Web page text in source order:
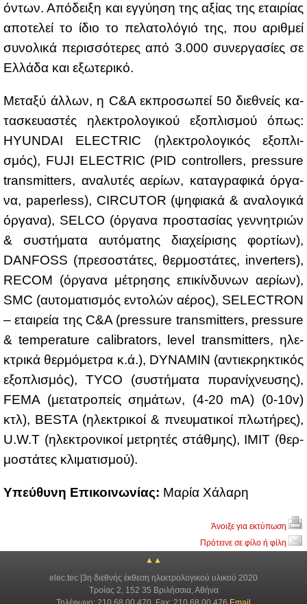
ό­ντων. Από­δει­ξη και εγ­γύ­η­ση της αξί­ας της εται­ρί­ας
απο­τε­λεί το ίδιο το πε­λα­το­λό­γιό της, που αριθ­μεί
συ­νο­λι­κά πε­ρισ­σό­τε­ρες από 3.000 συ­νερ­γα­σί­ες σε
Ελ­λά­δα και εξω­τε­ρι­κό.
Με­τα­ξύ άλ­λων, η C&A εκ­προ­σω­πεί 50 διε­θνείς κα­
τα­σκευα­στές ηλε­κτρο­λο­γι­κού εξο­πλι­σμού όπως:
HYUNDAI ELECTRIC (ηλε­κτρο­λο­γι­κός εξο­πλι­
σμός), FUJI ELECTRIC (PID controllers, pressure
transmitters, ανα­λυ­τές αε­ρί­ων, κα­τα­γρα­φι­κά όρ­γα­
να, paperless), CIRCUTOR (ψη­φια­κά & ανα­λο­γι­κά
όρ­γα­να), SELCO (όρ­γα­να προ­στα­σί­ας γεν­νη­τριών
& συ­στή­μα­τα αυ­τό­μα­της δια­χεί­ρι­σης φορ­τί­ων),
DANFOSS (πρε­σο­στά­τες, θερ­μο­στά­τες, inverters),
RECOM (όρ­γα­να μέ­τρη­σης επι­κίν­δυ­νων αε­ρί­ων),
SMC (αυ­το­μα­τι­σμός εντο­λών αέ­ρος), SELECTRON
– εται­ρεία της C&A (pressure transmitters, pressure
& temperature calibrators, level transmitters, ηλε­
κτρι­κά θερ­μό­με­τρα κ.ά.), DYNAMIN (αντιε­κρη­κτι­κός
εξο­πλι­σμός), TYCO (συ­στή­μα­τα πυ­ρα­νί­χνευ­σης),
FEMA (με­τα­τρο­πείς ση­μά­των, (4-20 mA) (0-10v)
κτλ), BESTA (ηλε­κτρι­κοί & πνευ­μα­τι­κοί πλω­τή­ρες),
U.W.T (ηλε­κτρο­νι­κοί με­τρη­τές στάθ­μης), IMIT (θερ­
μο­στά­τες κλι­μα­τι­σμού).
Yπεύ­θυ­νη Επι­κοι­νω­νί­ας: Μα­ρία Χά­λα­ρη
Άνοιξε για εκτύπωση
Πρότεινε σε φίλο ή φίλη
▲▲
elec.tec |3η διεθνής έκθεση ηλεκτρολογικού υλικού 2020
Τροίας 2, 152 35 Βριλήσσια, Αθήνα